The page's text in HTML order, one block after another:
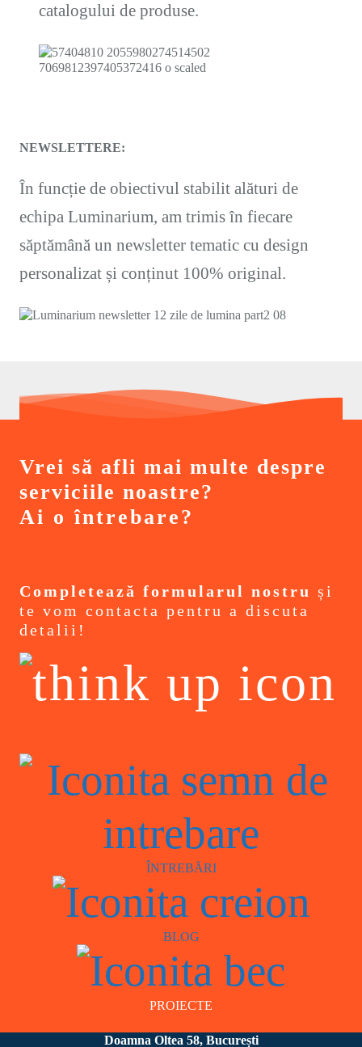
catalogului de produse.
NEWSLETTERE:
În funcție de obiectivul stabilit alături de
echipa Luminarium, am trimis în fiecare
săptămână un newsletter tematic cu design
personalizat și conținut 100% original.
Vrei să afli mai multe despre
serviciile noastre?
Ai o întrebare?
Completează formularul nostru și
te vom contacta pentru a discuta
detalii!
ÎNTREBĂRI
BLOG
PROIECTE
Doamna Oltea 58, București